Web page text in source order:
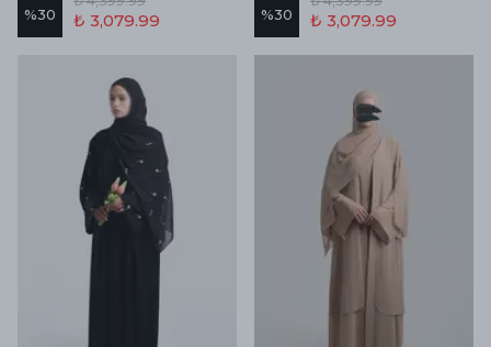
%30 ₺ 3,079.99 %30 ₺ 3,079.99